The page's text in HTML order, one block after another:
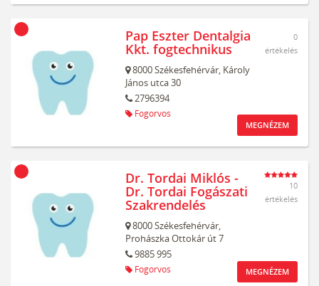
Pap Eszter Dentalgia
Kkt. fogtechnikus
8000Székesfehérvár, Károly
János utca 30
2796394
Fogorvos
0
értékelés
MEGNÉZEM
Dr. Tordai Miklós -
Dr. Tordai Fogászati
Szakrendelés
8000Székesfehérvár,
Prohászka Ottokár út 7
9885 995
Fogorvos
10
értékelés
MEGNÉZEM